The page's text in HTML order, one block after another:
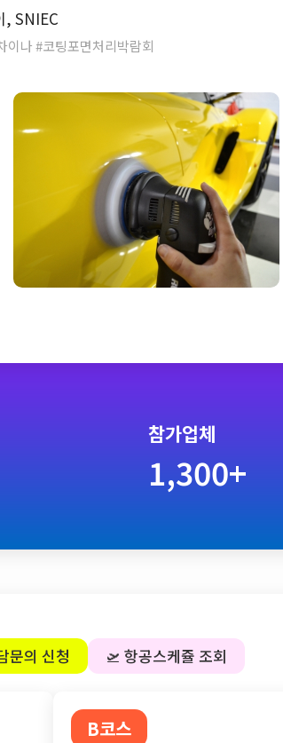
, SNIEC
이나 #코팅포면처리박람회
참가업체
1,300+
문의 신청 🛫 항공스케쥴 조회
B코스